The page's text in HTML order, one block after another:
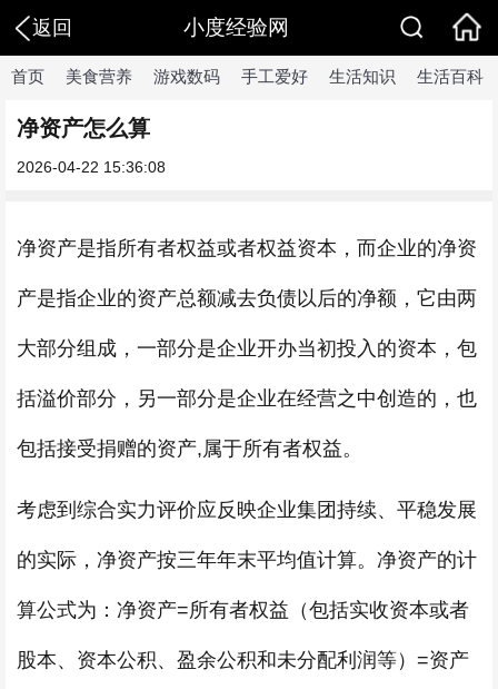
返回 小度经验网
首页 美食营养 游戏数码 手工爱好 生活知识 生活百科
净资产怎么算
2026-04-22 15:36:08
净资产是指所有者权益或者权益资本，而企业的净资
产是指企业的资产总额减去负债以后的净额，它由两
大部分组成，一部分是企业开办当初投入的资本，包
括溢价部分，另一部分是企业在经营之中创造的，也
包括接受捐赠的资产,属于所有者权益。
考虑到综合实力评价应反映企业集团持续、平稳发展
的实际，净资产按三年年末平均值计算。净资产的计
算公式为：净资产=所有者权益（包括实收资本或者
股本、资本公积、盈余公积和未分配利润等）=资产